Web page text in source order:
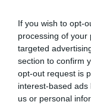
If you wish to opt-
processing of your
targeted
section to confirm
opt-out request is
interest-based
us or personal